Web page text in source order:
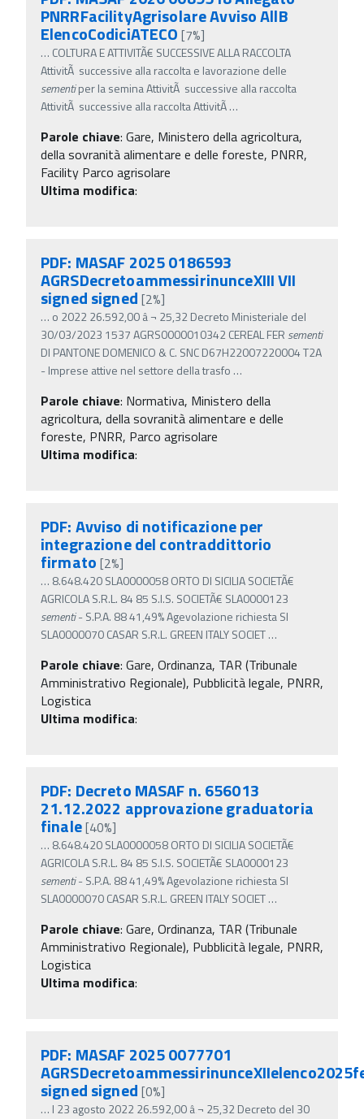
PNRRFacilityAgrisolare Avviso AllB
ElencoCodiciATECO [7%]
… COLTURA E ATTIVITÃ€ SUCCESSIVE ALLA RACCOLTA
AttivitÃ successive alla raccolta e lavorazione delle
sementiper la semina AttivitÃ successive alla raccolta
AttivitÃ successive alla raccolta AttivitÃ…
Parole chiave: Gare, Ministero della agricoltura,
della sovranità alimentare e delle foreste, PNRR,
Facility Parco agrisolare
Ultima modifica:
PDF: MASAF 2025 0186593
AGRSDecretoammessirinunceXIII VII
signed signed [2%]
… o 2022 26.592,00 â‚¬ 25,32 Decreto Ministeriale del
30/03/2023 1537 AGRS0000010342 CEREAL FER sementi
DI PANTONE DOMENICO & C. SNC D67H22007220004 T2A
- Imprese attive nel settore della trasfo …
Parole chiave: Normativa, Ministero della
agricoltura, della sovranità alimentare e delle
foreste, PNRR, Parco agrisolare
Ultima modifica:
PDF: Avviso di notificazione per
integrazione del contraddittorio
firmato [2%]
… 8.648.420 SLA0000058 ORTO DI SICILIA SOCIETÃ€
AGRICOLA S.R.L. 84 85 S.I.S. SOCIETÃ€ SLA0000123
sementi- S.P.A. 88 41,49% Agevolazione richiesta SI
SLA0000070 CASAR S.R.L. GREEN ITALY SOCIET…
Parole chiave: Gare, Ordinanza, TAR (Tribunale
Amministrativo Regionale), Pubblicità legale, PNRR,
Logistica
Ultima modifica:
PDF: Decreto MASAF n. 656013
21.12.2022 approvazione graduatoria
finale[40%]
… 8.648.420 SLA0000058 ORTO DI SICILIA SOCIETÃ€
AGRICOLA S.R.L. 84 85 S.I.S. SOCIETÃ€ SLA0000123
sementi- S.P.A. 88 41,49% Agevolazione richiesta SI
SLA0000070 CASAR S.R.L. GREEN ITALY SOCIET…
Parole chiave: Gare, Ordinanza, TAR (Tribunale
Amministrativo Regionale), Pubblicità legale, PNRR,
Logistica
Ultima modifica:
PDF: MASAF 2025 0077701
signed signed [0%]
… l 23 agosto 2022 26.592,00 â‚¬ 25,32 Decreto del 30